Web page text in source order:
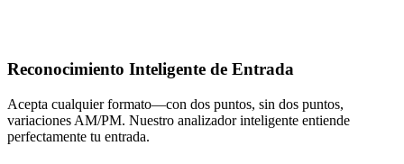
Reconocimiento Inteligente de Entrada
Acepta cualquier formato—con dos puntos, sin dos puntos,
variaciones AM/PM. Nuestro analizador inteligente entiende
perfectamente tu entrada.